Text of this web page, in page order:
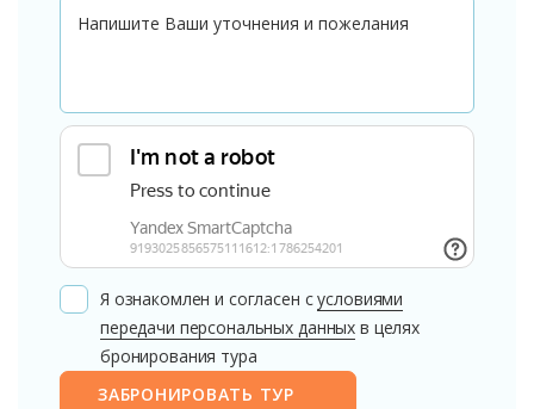
Я ознакомлен и согласен сусловиями
передачи персональных данных в целях
бронирования тура
ЗАБРОНИРОВАТЬ ТУР